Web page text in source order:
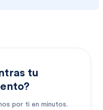
tu
por ti en minutos.